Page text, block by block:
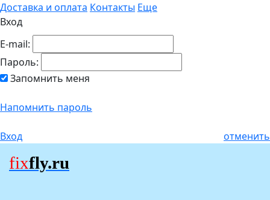
Доставка и оплата Контакты Еще
Вход
E-mail:
Пароль:
Запомнить меня
Напомнить пароль
Вход отменить
fixfly.ru